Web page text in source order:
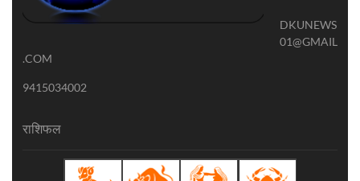
DKUNEWS
01@GMAIL
.COM
9415034002
राशिफल